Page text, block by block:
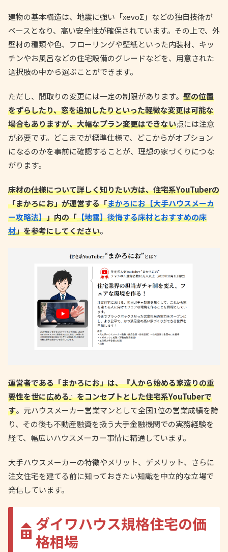
建物の基本構造は、地震に強い「xevoΣ」などの独自技術が
ベースとなり、高い安全性が確保されています。その上で、外
壁材の種類や色、フローリングや壁紙といった内装材、キッ
チンやお風呂などの住宅設備のグレードなどを、用意された
選択肢の中から選ぶことができます。
ただし、間取りの変更には一定の制限があります。 壁の位置
をずらしたり、窓を追加したりといった軽微な変更は可能な
場合もありますが、大幅なプラン変更はできない点には注意
が必要です。どこまでが標準仕様で、どこからがオプション
になるのかを事前に確認することが、理想の家づくりにつな
がります。
床材の仕様について詳しく知りたい方は、住宅系YouTuberの
「まかろにお」が運営する「まかろにお【大手ハウスメーカ
ー攻略法】」内の「【地雷】後悔する床材とおすすめの床
材」を参考にしてください。
運営者である「まかろにお」は、『人から始める家造りの重
要性を世に広める』をコンセプトとした住宅系YouTuberで
す。元ハウスメーカー営業マンとして全国1位の営業成績を誇
り、その後も不動産融資を扱う大手金融機関での実務経験を
経て、幅広いハウスメーカー事情に精通しています。
大手ハウスメーカーの特徴やメリット、デメリット、さらに
注文住宅を建てる前に知っておきたい知識を中立的な立場で
発信しています。
ダイワハウス規格住宅の価
格相場